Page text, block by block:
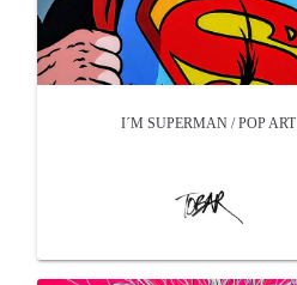
I´M SUPERMAN / POP ART